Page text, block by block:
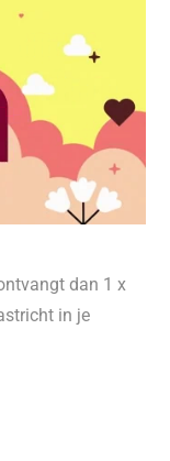
dan 1 x
in je